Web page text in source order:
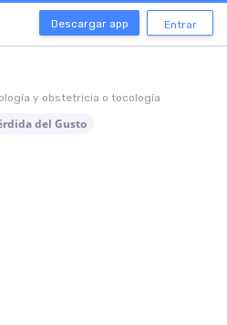
Descargar app Entrar
y obstetricia o tocología
del Gusto